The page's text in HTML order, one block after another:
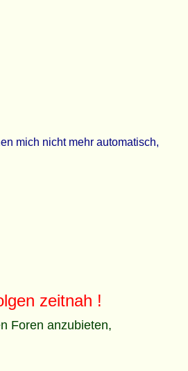
mich nicht mehr automatisch,
zeitnah !
Foren anzubieten,